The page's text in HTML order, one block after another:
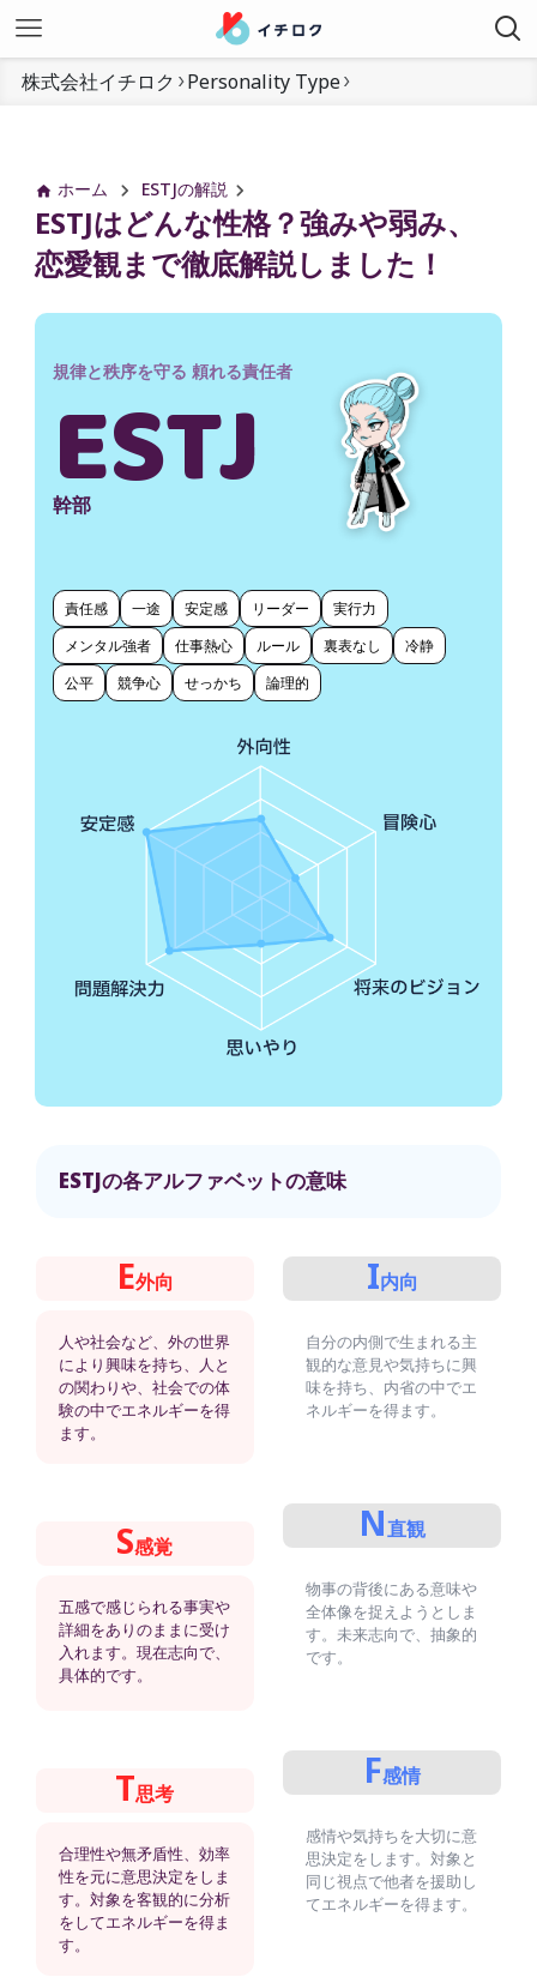
株式会社イチロク Personality Type
ホーム ESTJの解説
ESTJはどんな性格？強みや弱み、
恋愛観まで徹底解説しました！
規律と秩序を守る 頼れる責任者
ESTJ
幹部
責任感 一途 安定感 リーダー
実行力
メンタル強者
仕事熱心 ルール 裏表なし
冷静
公平
競争心 せっかち 論理的
ESTJの各アルファベットの意味
E外向
人や社会など、外の世界
により興味を持ち、人と
の関わりや、社会での体
験の中でエネルギーを得
ます。
S感覚
五感で感じられる事実や
詳細をありのままに受け
入れます。現在志向で、
具体的です。
T思考
合理性や無矛盾性、効率
性を元に意思決定をしま
す。対象を客観的に分析
をしてエネルギーを得ま
す。
I内向
自分の内側で生まれる主
観的な意見や気持ちに興
味を持ち、内省の中でエ
ネルギーを得ます。
N直観
物事の背後にある意味や
全体像を捉えようとしま
す。未来志向で、抽象的
です。
F感情
感情や気持ちを大切に意
思決定をします。対象と
同じ視点で他者を援助し
てエネルギーを得ます。